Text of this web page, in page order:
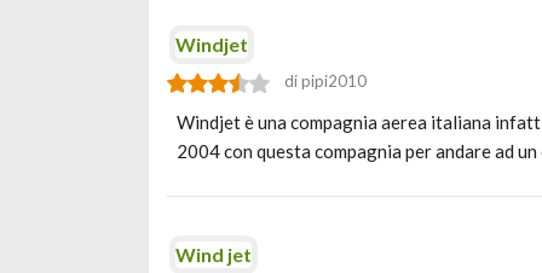
Windjet
di pipi2010
Windjet è una compagnia aerea italiana
2004 con questa compagnia per andare ad
Wind jet